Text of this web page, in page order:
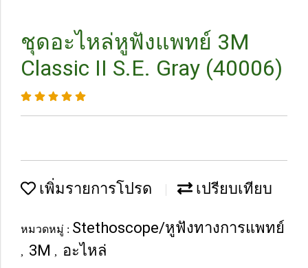
ชุดอะไหล่หูฟังแพทย์ 3M
Classic II S.E. Gray (40006)
เพิ่มรายการโปรด เปรียบเทียบ
หมวดหมู่ : Stethoscope/หูฟังทางการแพทย์
, 3M , อะไหล่